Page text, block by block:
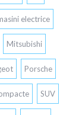
electrice
Mitsubishi
Porsche
SUV